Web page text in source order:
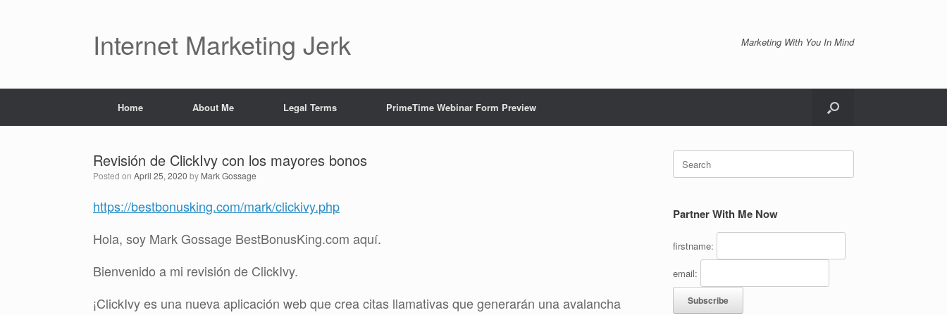
Internet Marketing Jerk Marketing With You In Mind
Home About Me Legal Terms PrimeTime Webinar Form Preview
Revisión de ClickIvy con los mayores bonos
Posted on April 25, 2020 by Mark Gossage
https://bestbonusking.com/mark/clickivy.php
Hola, soy Mark Gossage BestBonusKing.com aquí.
Bienvenido a mi revisión de ClickIvy.
¡ClickIvy es una nueva aplicación web que crea citas llamativas que generarán una avalancha
Search
for:
Partner With Me Now
firstname:
email: